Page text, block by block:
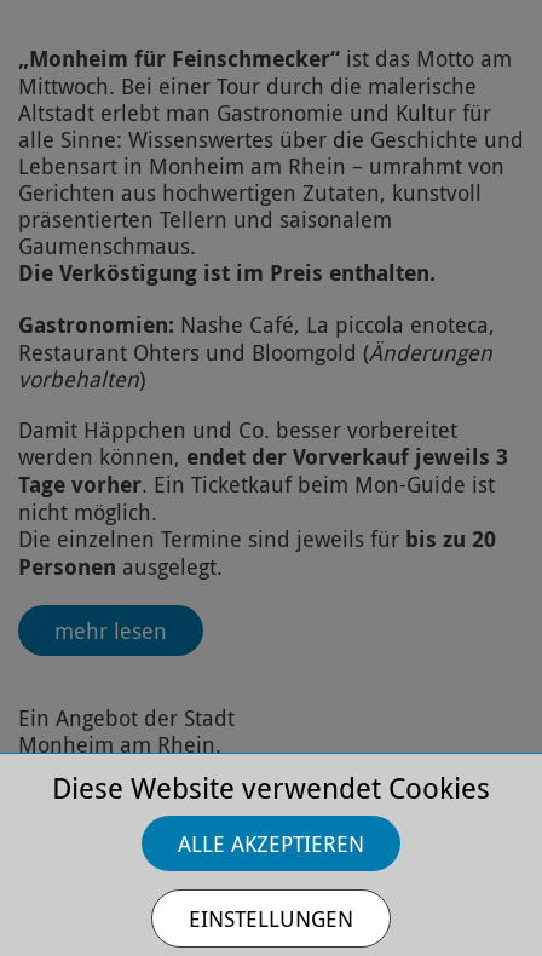
„Monheim für Feinschmecker“ ist das Motto am
Mittwoch. Bei einer Tour durch die malerische
Altstadt erlebt man Gastronomie und Kultur für
alle Sinne: Wissenswertes über die Geschichte und
Lebensart in Monheim am Rhein – umrahmt von
Gerichten aus hochwertigen Zutaten, kunstvoll
präsentierten Tellern und saisonalem
Gaumenschmaus.
Die Verköstigung ist im Preis enthalten.
Gastronomien: Nashe Café, La piccola enoteca,
Restaurant Ohters und Bloomgold (Änderungen
vorbehalten)
Damit Häppchen und Co. besser vorbereitet
werden können, endet der Vorverkauf jeweils 3
Tage vorher. Ein Ticketkauf beim Mon-Guide ist
nicht möglich.
Die einzelnen Termine sind jeweils für bis zu 20
Personen ausgelegt.
mehr lesen
Ein Angebot der Stadt
Monheim am Rhein.
Diese Website verwendet Cookies
ALLE AKZEPTIEREN
EINSTELLUNGEN